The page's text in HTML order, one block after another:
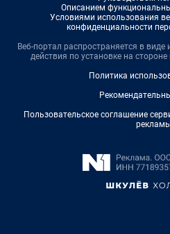
Описанием
Условиями использования
конфиденциальности
Веб-портал распространяется в виде
действия по установке на
Политика
Пользовательское соглашение